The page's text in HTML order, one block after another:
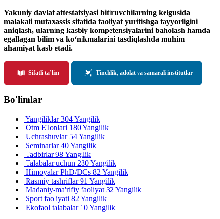
Yakuniy davlat attestatsiyasi bitiruvchilarning kelgusida
malakali mutaxassis sifatida faoliyat yuritishga tayyorligini
aniqlash, ularning kasbiy kompetensiyalarini baholash hamda
egallagan bilim va ko‘nikmalarini tasdiqlashda muhim
ahamiyat kasb etadi.
Sifatli ta’lim Tinchlik, adolat va samarali institutlar
Bo'limlar
Yangiliklar304 Yangilik
Otm E'lonlari 180 Yangilik
Uchrashuvlar 54 Yangilik
Seminarlar40 Yangilik
Tadbirlar98 Yangilik
Talabalar uchun 280 Yangilik
Himoyalar PhD/DCs 82 Yangilik
Rasmiy tashriflar91 Yangilik
Madaniy-ma'rifiy faoliyat 32 Yangilik
Sport faoliyati 82 Yangilik
Ekofaol talabalar 10 Yangilik